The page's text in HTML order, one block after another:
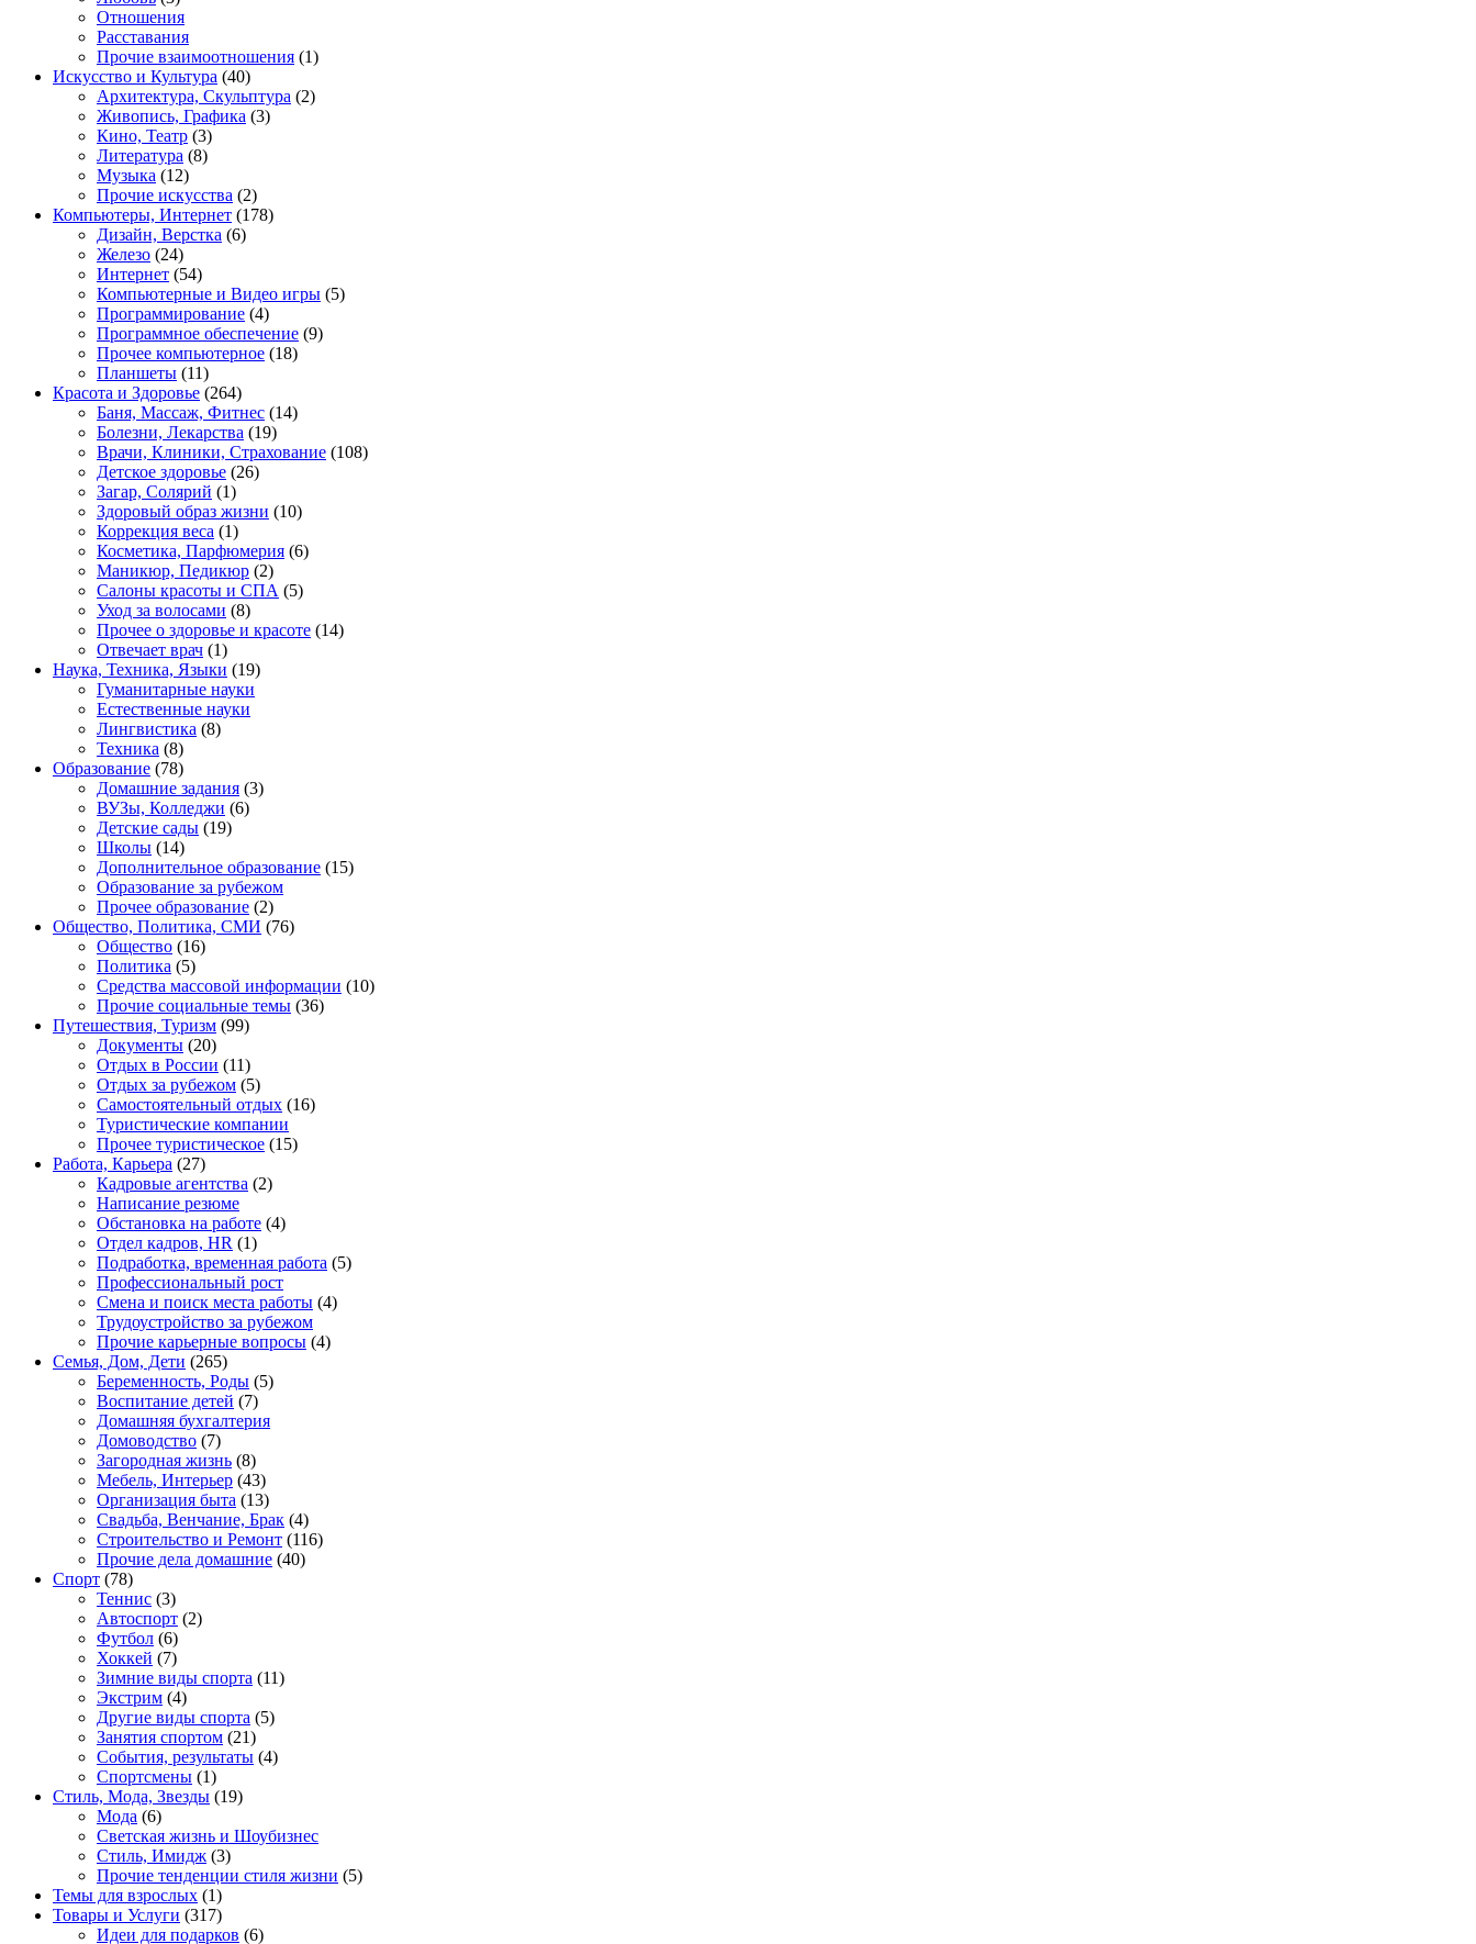
Отношения
Расставания
Прочие взаимоотношения (1)
Искусство и Культура (40)
Архитектура, Скульптура (2)
Живопись, Графика (3)
Кино, Театр (3)
Литература (8)
Музыка (12)
Прочие искусства (2)
Компьютеры, Интернет (178)
Дизайн, Верстка (6)
Железо (24)
Интернет (54)
Компьютерные и Видео игры (5)
Программирование (4)
Программное обеспечение (9)
Прочее компьютерное (18)
Планшеты (11)
Красота и Здоровье (264)
Баня, Массаж, Фитнес (14)
Болезни, Лекарства (19)
Врачи, Клиники, Страхование (108)
Детское здоровье (26)
Загар, Солярий (1)
Здоровый образ жизни (10)
Коррекция веса (1)
Косметика, Парфюмерия (6)
Маникюр, Педикюр (2)
Салоны красоты и СПА (5)
Уход за волосами (8)
Прочее о здоровье и красоте (14)
Отвечает врач (1)
Наука, Техника, Языки (19)
Гуманитарные науки
Естественные науки
Лингвистика (8)
Техника (8)
Образование (78)
Домашние задания (3)
ВУЗы, Колледжи (6)
Детские сады (19)
Школы (14)
Дополнительное образование (15)
Образование за рубежом
Прочее образование (2)
Общество, Политика, СМИ (76)
Общество (16)
Политика (5)
Средства массовой информации (10)
Прочие социальные темы (36)
Путешествия, Туризм (99)
Документы (20)
Отдых в России (11)
Отдых за рубежом (5)
Самостоятельный отдых (16)
Туристические компании
Прочее туристическое (15)
Работа, Карьера (27)
Кадровые агентства (2)
Написание резюме
Обстановка на работе (4)
Отдел кадров, HR (1)
Подработка, временная работа (5)
Профессиональный рост
Смена и поиск места работы (4)
Трудоустройство за рубежом
Прочие карьерные вопросы (4)
Семья, Дом, Дети (265)
Беременность, Роды (5)
Воспитание детей (7)
Домашняя бухгалтерия
Домоводство (7)
Загородная жизнь (8)
Мебель, Интерьер (43)
Организация быта (13)
Свадьба, Венчание, Брак (4)
Строительство и Ремонт (116)
Прочие дела домашние (40)
Спорт (78)
Теннис (3)
Автоспорт (2)
Футбол (6)
Хоккей (7)
Зимние виды спорта (11)
Экстрим (4)
Другие виды спорта (5)
Занятия спортом (21)
События, результаты (4)
Спортсмены (1)
Стиль, Мода, Звезды (19)
Мода (6)
Светская жизнь и Шоубизнес
Стиль, Имидж (3)
Прочие тенденции стиля жизни (5)
Темы для взрослых (1)
Товары и Услуги (317)
Идеи для подарков (6)